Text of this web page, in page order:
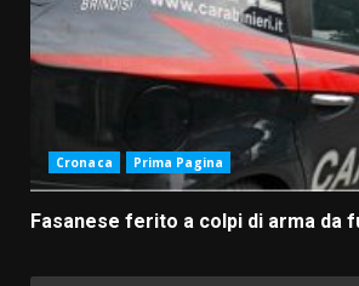
Cronaca Prima Pagina
Fasanese ferito a colpi di arma da